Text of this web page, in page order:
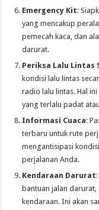
Emergency Kit:
yang mencakup
pemecah kaca, dan
darurat.
Periksa Lalu Lintas
kondisi lalu lintas
radio lalu lintas. Hal
yang terlalu padat
Informasi Cuaca:
terbaru untuk rute
mengantisipasi
perjalanan Anda.
Kendaraan Darurat
bantuan jalan
kendaraan. Ini akan